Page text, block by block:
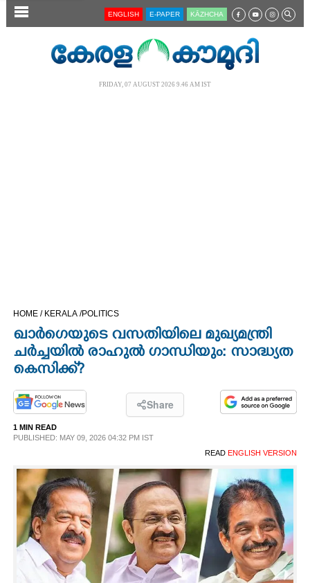
SECTIONS
OPINION
PHOTOS
LIFESTYLE
SPIRITUAL
INFO+
ART
ENGLISH E-PAPER KĀZHCHA
FRIDAY, 07 AUGUST 2026 9.46 AM IST
HOME / KERALA /POLITICS
ഖാർഗെയുടെ വസതിയിലെ മുഖ്യമന്ത്രി
ചർച്ചയിൽ രാഹുൽ ഗാന്ധിയും: സാദ്ധ്യത
കെസിക്ക്?​
Share
1 MIN READ
PUBLISHED: MAY 09, 2026 04:32 PM IST
READ ENGLISH VERSION